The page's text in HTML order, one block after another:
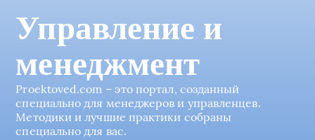
Управление и
менеджмент
Proektoved.com – это портал, созданный
специально для менеджеров и управленцев.
Методики и лучшие практики собраны
специально для вас.